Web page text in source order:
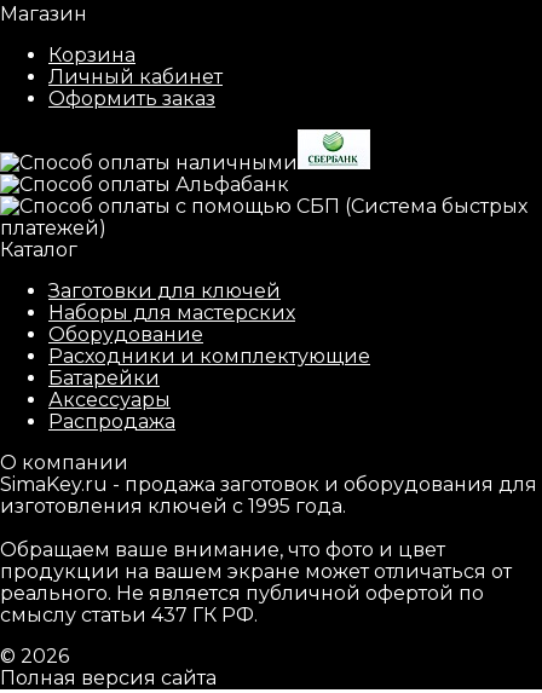
Магазин
Корзина
Личный кабинет
Оформить заказ
Каталог
Заготовки для ключей
Наборы для мастерских
Оборудование
Расходники и комплектующие
Батарейки
Аксессуары
Распродажа
О компании
SimaKey.ru - продажа заготовок и оборудования для
изготовления ключей с 1995 года.
Обращаем ваше внимание, что фото и цвет
продукции на вашем экране может отличаться от
реального. Не является публичной офертой по
смыслу статьи 437 ГК РФ.
© 2026
Полная версия сайта